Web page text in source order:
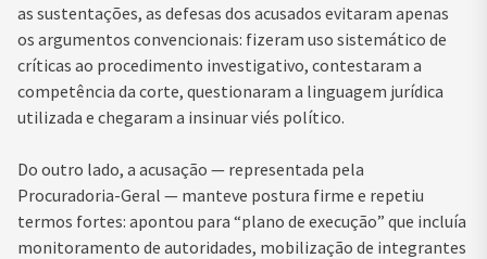
as sustentações, as defesas dos acusados evitaram apenas
os argumentos convencionais: fizeram uso sistemático de
críticas ao procedimento investigativo, contestaram a
competência da corte, questionaram a linguagem jurídica
utilizada e chegaram a insinuar viés político.
Do outro lado, a acusação — representada pela
Procuradoria-Geral — manteve postura firme e repetiu
termos fortes: apontou para “plano de execução” que incluía
monitoramento de autoridades, mobilização de integrantes